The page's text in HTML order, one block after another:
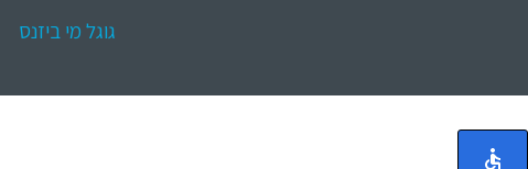
גוגל מי ביזנס